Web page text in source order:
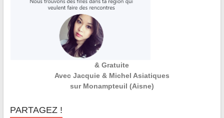
& Gratuite
Avec Jacquie & Michel Asiatiques
sur Monampteuil (Aisne)
PARTAGEZ !